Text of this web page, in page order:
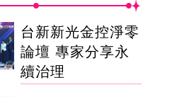
台新新光金控淨零
論壇 專家分享永
續治理